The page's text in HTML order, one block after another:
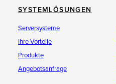
SYSTEMLÖSUNGEN
Serversysteme
Ihre Vorteile
Produkte
Angebotsanfrage